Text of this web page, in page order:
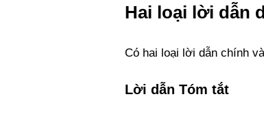
Hai loại lời dẫn
Có hai loại lời dẫn chính
Lời dẫn Tóm tắt